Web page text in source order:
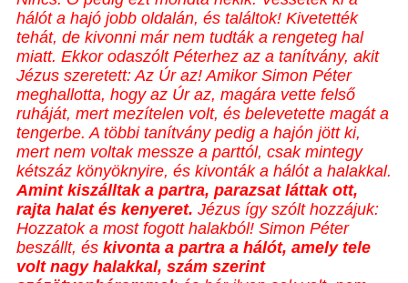
hálót a hajó jobb oldalán, és találtok! Kivetették
tehát, de kivonni már nem tudták a rengeteg hal
miatt. Ekkor odaszólt Péterhez az a tanítvány, akit
Jézus szeretett: Az Úr az! Amikor Simon Péter
meghallotta, hogy az Úr az, magára vette felső
ruháját, mert mezítelen volt, és belevetette magát a
tengerbe. A többi tanítvány pedig a hajón jött ki,
mert nem voltak messze a parttól, csak mintegy
kétszáz könyöknyire, és kivonták a hálót a halakkal.
Amint kiszálltak a partra, parazsat láttak ott,
rajta halat és kenyeret. Jézus így szólt hozzájuk:
Hozzatok a most fogott halakból! Simon Péter
beszállt, és kivonta a partra a hálót, amely tele
volt nagy halakkal, szám szerint